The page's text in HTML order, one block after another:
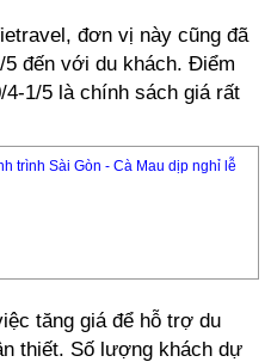
đơn vị này cũng đã
đến với du khách. Điểm
1/5 là chính sách giá rất
trình Sài Gòn - Cà Mau dịp nghỉ lễ
tăng giá để hỗ trợ du
thiết. Số lượng khách dự